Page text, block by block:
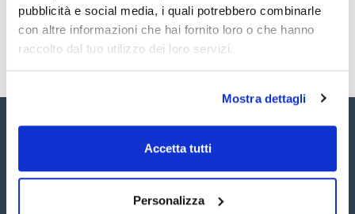
pubblicità e social media, i quali potrebbero combinarle
con altre informazioni che hai fornito loro o che hanno
raccolto dal tuo utilizzo dei loro servizi.
Mostra dettagli
Accetta tutti
Personalizza
Registrati per i download
Seguici: